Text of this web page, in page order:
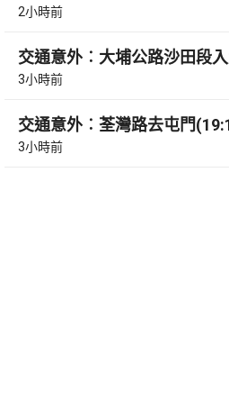
2小時前
交通意外︰大埔公路沙田段
3小時前
交通意外︰荃灣路去屯門
3小時前